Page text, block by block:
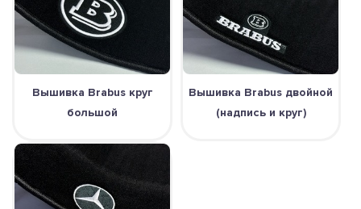
Вышивка Brabus круг
большой
Вышивка Brabus двойной
(надпись и круг)